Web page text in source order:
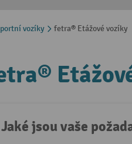
vozíky fetra® Etážové vozíky
Jaké jsou vaše